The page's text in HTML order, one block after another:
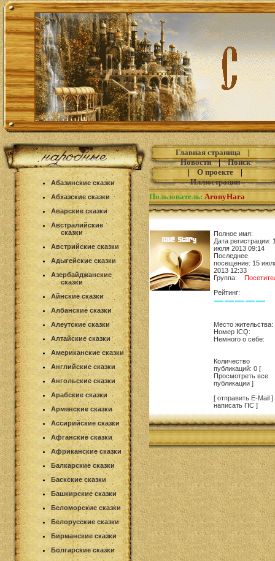
Абазинские сказки
Абхазские сказки
Аварские сказки
Австралийские
сказки
Австрийские сказки
Адыгейские сказки
Азербайджанские
сказки
Айнские сказки
Албанские сказки
Алеутские сказки
Алтайские сказки
Американские сказки
Английские сказки
Ангольские сказки
Арабские сказки
Армянские сказки
Ассирийские сказки
Афганские сказки
Африканские сказки
Балкарские сказки
Баскские сказки
Башкирские сказки
Беломорские сказки
Белорусские сказки
Бирманские сказки
Болгарские сказки
Главная страница|
Новости|Поиск
|О проекте|
Иллюстрации
Пользователь: AronyHara
Полное имя:
Дата регистрации:
июля 2013 09:14
Последнее
посещение: 15
2013 12:33
Группа:
Рейтинг:
Место жительства:
Номер ICQ:
Немного о себе:
Количество
публикаций: 0 [
Просмотреть все
публикации ]
[ отправить E-Mail ]
написать ПС ]